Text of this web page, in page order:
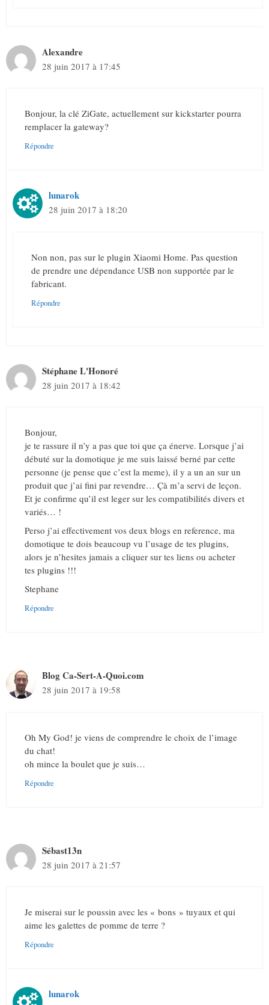
Alexandre
28 juin 2017 à 17:45
Bonjour, la clé ZiGate, actuellement sur kickstarter pourra
remplacer la gateway?
Répondre
lunarok
28 juin 2017 à 18:20
Non non, pas sur le plugin Xiaomi Home. Pas question
de prendre une dépendance USB non supportée par le
fabricant.
Répondre
Stéphane L'Honoré
28 juin 2017 à 18:42
Bonjour,
je te rassure il n’y a pas que toi que ça énerve. Lorsque j’ai
débuté sur la domotique je me suis laissé berné par cette
personne (je pense que c’est la meme), il y a un an sur un
produit que j’ai fini par revendre… Çà m’a servi de leçon.
Et je confirme qu’il est leger sur les compatibilités divers et
variés… !
Perso j’ai effectivement vos deux blogs en reference, ma
domotique te dois beaucoup vu l’usage de tes plugins,
alors je n’hesites jamais a cliquer sur tes liens ou acheter
tes plugins !!!
Stephane
Répondre
Blog Ca-Sert-A-Quoi.com
28 juin 2017 à 19:58
Oh My God! je viens de comprendre le choix de l’image
du chat!
oh mince la boulet que je suis…
Répondre
Sébast13n
28 juin 2017 à 21:57
Je miserai sur le poussin avec les « bons » tuyaux et qui
aime les galettes de pomme de terre ?
Répondre
lunarok